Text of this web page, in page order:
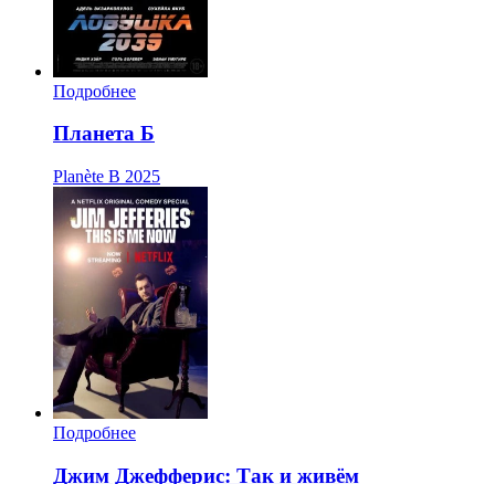
Подробнее
Планета Б
Planète B 2025
Подробнее
Джим Джефферис: Так и живём